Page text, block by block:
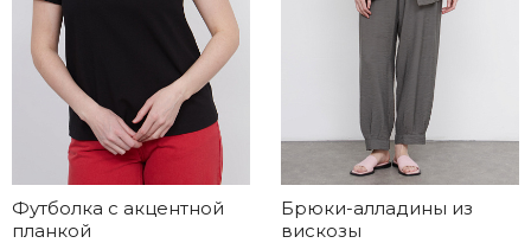
Футболка с акцентной
планкой
Брюки-алладины из
вискозы